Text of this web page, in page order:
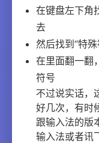
在键盘左下角
去
然后找到“特
在里面翻一翻
符号
不过说实话，
好几次，有时
跟输入法的版
输入法或者讯